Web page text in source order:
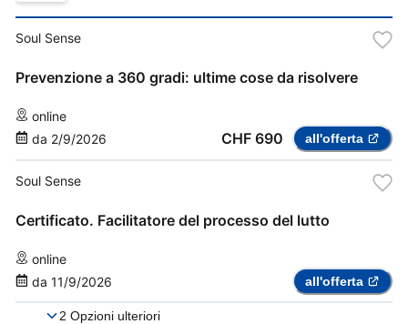
Soul Sense
Prevenzione a 360 gradi: ultime cose da risolvere
online
da 2/9/2026 CHF 690 all'offerta
Soul Sense
Certificato. Facilitatore del processo del lutto
online
da 11/9/2026 all'offerta
2 Opzioni ulteriori